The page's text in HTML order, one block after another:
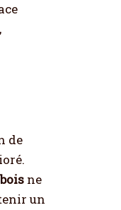
de
ne
un